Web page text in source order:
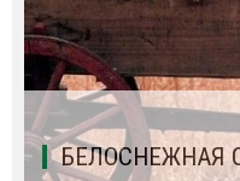
БЕЛОСНЕЖНАЯ